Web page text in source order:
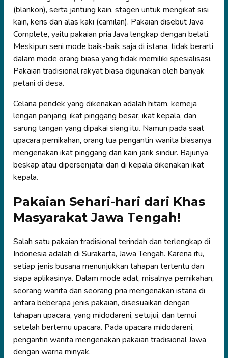
(blankon), serta jantung kain, stagen untuk mengikat sisi
kain, keris dan alas kaki (camilan). Pakaian disebut Java
Complete, yaitu pakaian pria Java lengkap dengan belati.
Meskipun seni mode baik-baik saja di istana, tidak berarti
dalam mode orang biasa yang tidak memiliki spesialisasi.
Pakaian tradisional rakyat biasa digunakan oleh banyak
petani di desa.
Celana pendek yang dikenakan adalah hitam, kemeja
lengan panjang, ikat pinggang besar, ikat kepala, dan
sarung tangan yang dipakai siang itu. Namun pada saat
upacara pernikahan, orang tua pengantin wanita biasanya
mengenakan ikat pinggang dan kain jarik sindur. Bajunya
beskap atau dipersenjatai dan di kepala dikenakan ikat
kepala.
Pakaian Sehari-hari dari Khas
Masyarakat Jawa Tengah!
Salah satu pakaian tradisional terindah dan terlengkap di
Indonesia adalah di Surakarta, Jawa Tengah. Karena itu,
setiap jenis busana menunjukkan tahapan tertentu dan
siapa aplikasinya. Dalam mode adat, misalnya pernikahan,
seorang wanita dan seorang pria mengenakan istana di
antara beberapa jenis pakaian, disesuaikan dengan
tahapan upacara, yang midodareni, setujui, dan temui
setelah bertemu upacara. Pada upacara midodareni,
pengantin wanita mengenakan pakaian tradisional Jawa
dengan warna minyak.